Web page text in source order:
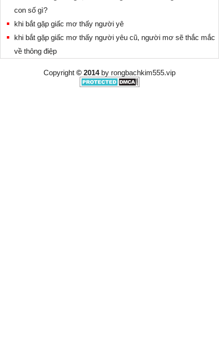
con số gì?
khi bắt gặp giấc mơ thấy người yê
khi bắt gặp giấc mơ thấy người yêu cũ, người mơ sẽ thắc mắc
về thông điệp
Copyright © 2014by rongbachkim555.vip